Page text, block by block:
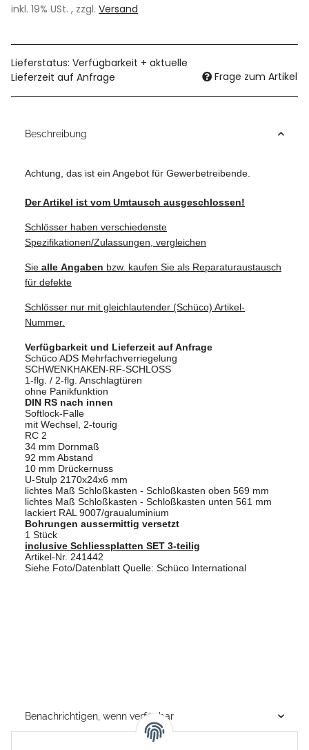
inkl. 19% USt. , zzgl. Versand
Lieferstatus: Verfügbarkeit + aktuelle
Lieferzeit auf Anfrage
Frage zum Artikel
Beschreibung
Achtung, das ist ein Angebot für Gewerbetreibende.
Der Artikel ist vom Umtausch ausgeschlossen!
Schlösser haben verschiedenste
Spezifikationen/Zulassungen, vergleichen
Sie alle Angaben bzw. kaufen Sie als Reparaturaustausch
für defekte
Schlösser nur mit gleichlautender (Schüco) Artikel-
Nummer.
Verfügbarkeit und Lieferzeit auf Anfrage
Schüco ADS Mehrfachverriegelung
SCHWENKHAKEN-RF-SCHLOSS
1-flg. / 2-flg. Anschlagtüren
ohne Panikfunktion
DIN RS nach innen
Softlock-Falle
mit Wechsel, 2-tourig
RC 2
34 mm Dornmaß
92 mm Abstand
10 mm Drückernuss
U-Stulp 2170x24x6 mm
lichtes Maß Schloßkasten - Schloßkasten oben 569 mm
lichtes Maß Schloßkasten - Schloßkasten unten 561 mm
lackiert RAL 9007/graualuminium
Bohrungen aussermittig versetzt
1 Stück
inclusive Schliessplatten SET 3-teilig
Artikel-Nr. 241442
Siehe Foto/Datenblatt Quelle: Schüco International
Benachrichtigen, wenn verfügbar